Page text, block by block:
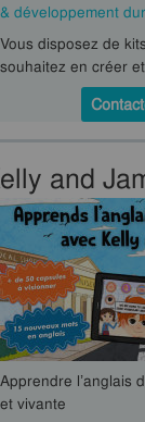
& développement
Vous disposez de
souhaitez en créer
and
Apprendre l’anglais
et vivante